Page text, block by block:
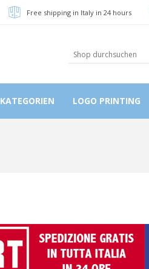
Free shipping in Italy in 24 hours
KATEGORIEN LOGO PRINTING